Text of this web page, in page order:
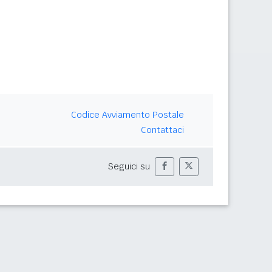
Codice Avviamento Postale
Contattaci
Seguici su